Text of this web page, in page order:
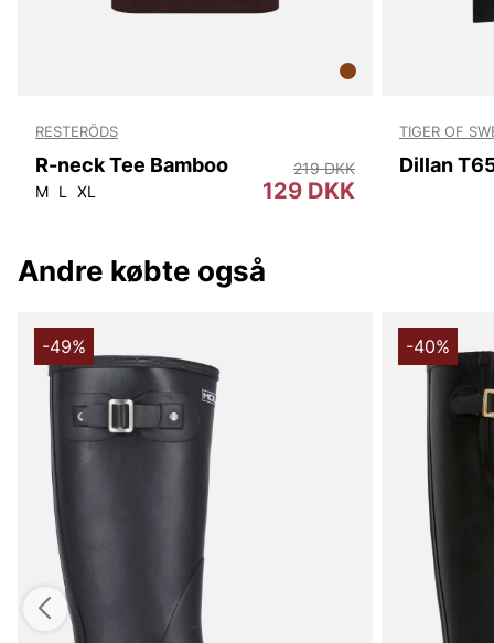
RESTERÖDS
R-neck Tee Bamboo
M L XL 129 DKK
219 DKK
TIGER OF
Dillan
Andre købte også
-49% -40%